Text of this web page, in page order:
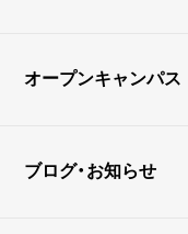
オープンキャンパス
ブログ・お知らせ